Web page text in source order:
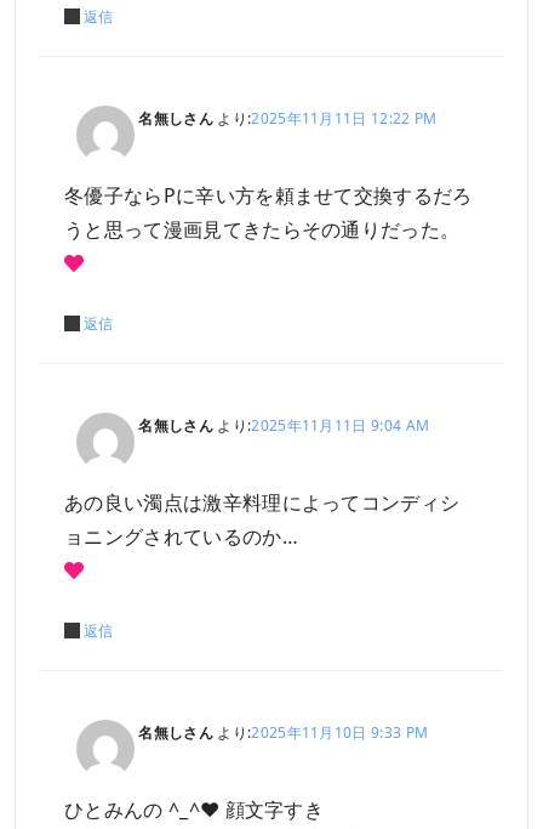
返信
名無しさん より:2025年11月11日 12:22 PM
冬優子ならPに辛い方を頼ませて交換するだろ
うと思って漫画見てきたらその通りだった。
返信
名無しさん より:2025年11月11日 9:04 AM
あの良い濁点は激辛料理によってコンディシ
ョニングされているのか…
返信
名無しさん より:2025年11月10日 9:33 PM
ひとみんの ^_^❤︎ 顔文字すき